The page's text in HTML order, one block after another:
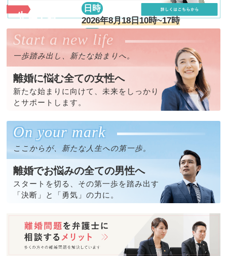
先着7名
日時
2026年8月18日10時~17時
場所
フロントロー法律事務所
Start a new life
一歩踏み出し、新たな始まりへ。
離婚に悩む全ての女性へ
新たな始まりに向けて、未来をしっかり
とサポートします。
On your mark
ここからが、新たな人生への第一歩。
離婚でお悩みの全ての男性へ
スタートを切る、その第一歩を踏み出す
「決断」と「勇気」の力に。